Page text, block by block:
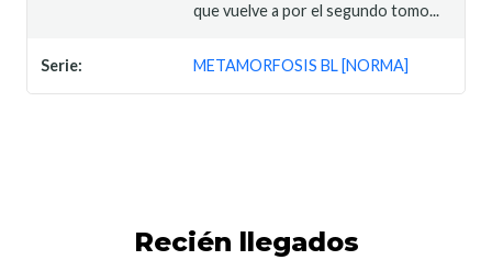
que vuelve a por el segundo tomo...
Serie: METAMORFOSIS BL [NORMA]
Recién llegados